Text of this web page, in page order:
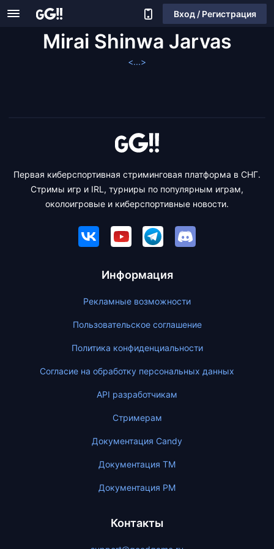
Вход / Регистрация
Mirai Shinwa Jarvas
<...>
Первая киберспортивная стриминговая платформа в СНГ.
Стримы игр и IRL, турниры по популярным играм,
околоигровые и киберспортивные новости.
Информация
Рекламные возможности
Пользовательское соглашение
Политика конфиденциальности
Согласие на обработку персональных данных
API разработчикам
Стримерам
Документация Candy
Документация ТМ
Документация PM
Контакты